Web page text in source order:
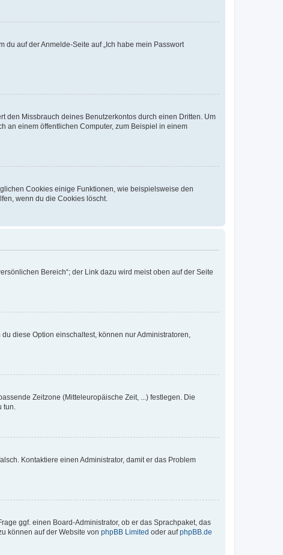
auf der Anmelde-Seite auf „Ich habe mein Passwort
den Missbrauch deines Benutzerkontos durch einen Dritten. Um
an einem öffentlichen Computer, zum Beispiel in einem
Cookies einige Funktionen, wie beispielsweise den
wenn du die Cookies löscht.
Bereich“; der Link dazu wird meist oben auf der Seite
diese Option einschaltest, können nur Administratoren,
Zeitzone (Mitteleuropäische Zeit, ...) festlegen. Die
Kontaktiere einen Administrator, damit er das Problem
ggf. einen Board-Administrator, ob er das Sprachpaket, das
können auf der Website von phpBB Limited oder aufphpBB.de